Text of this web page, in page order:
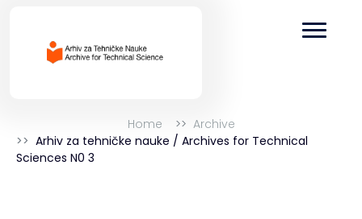
Home
Archive
Arhiv za tehničke nauke / Archives for Technical
Sciences N0 3